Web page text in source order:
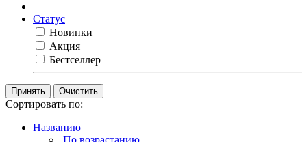
Статус
Новинки
Акция
Бестселлер
Очистить
Сортировать по:
Названию
По возрастанию